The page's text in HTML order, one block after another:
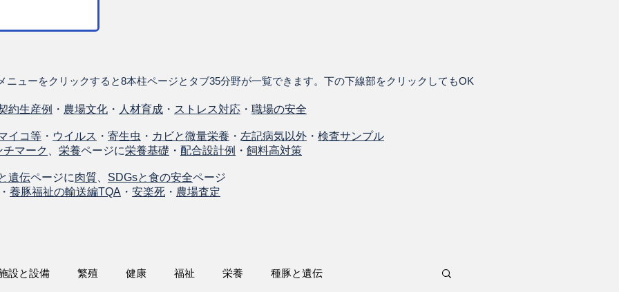
ニューをクリックすると8本柱ページとタブ35分野が一覧できます。下の下線部をクリックしてもOK
約生産例 ・ 農場文化 ・ 人材育成 ・ ストレス対応 ・ 職場の安全
イコ等 ・ ウイルス ・ 寄生虫 ・ カビと微量栄養 ・ 左記病気以外 ・ 検査サンプル
チマーク
栄養ページに栄養基礎 ・ 配合設計例 ・ 飼料高対策
遺伝ページに肉質 SDGsと食の安全ページ
養豚福祉の輸送編TQA ・ 安楽死 ・ 農場査定
設と設備 繁殖 健康 福祉 栄養 種豚と遺伝